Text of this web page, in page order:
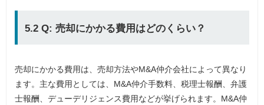
5.2 Q: 売却にかかる費用はどのくらい？
売却にかかる費用は、売却方法やM&A仲介会社によって異なり
ます。主な費用としては、M&A仲介手数料、税理士報酬、弁護
士報酬、デューデリジェンス費用などが挙げられます。M&A仲